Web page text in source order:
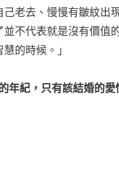
老去、慢慢有皺紋出
不代表就是沒有價值
的時候。」
年紀，只有該結婚的愛